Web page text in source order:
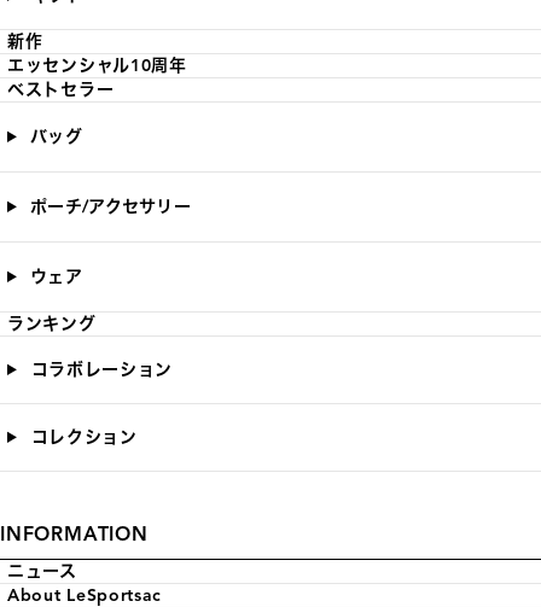
新作
エッセンシャル10周年
ベストセラー
バッグ
ポーチ/アクセサリー
ウェア
ランキング
コラボレーション
コレクション
INFORMATION
ニュース
About LeSportsac